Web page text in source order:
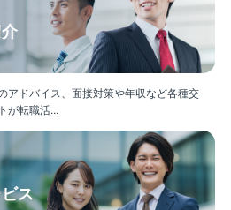
アドバイス、面接対策や年収など各種交
が転職活...
ス